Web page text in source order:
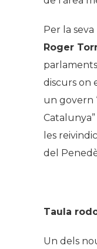
Per la seva
Roger
discurs on
un govern
les
del
Taula
Un dels